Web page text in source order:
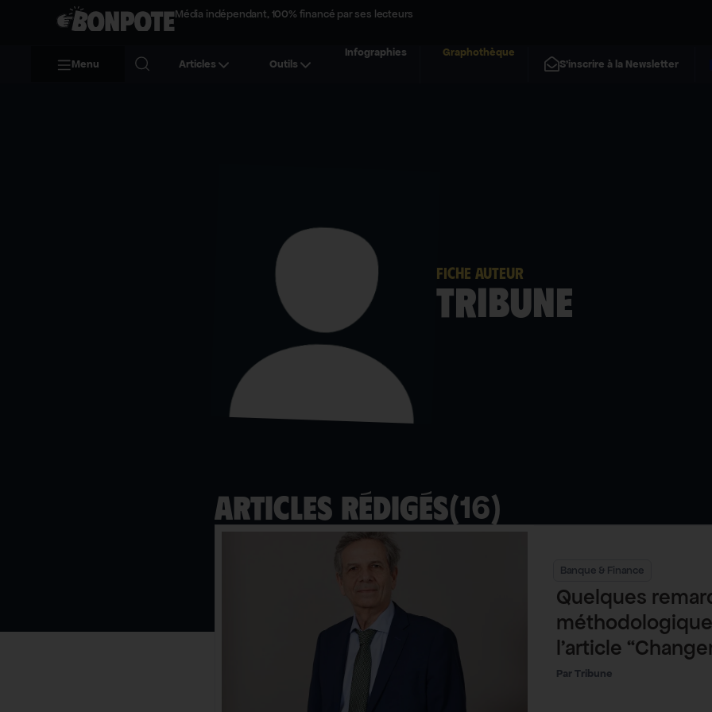
Média indépendant, 100% financé par ses lecteurs
Menu Articles Outils
Infographies
Graphothèque
S'inscrire à la Newsletter
FICHE AUTEUR
Tribune
Articles rédigés(16)
Banque & Finance
Quelques
l’article
pour sortir des
Tribune